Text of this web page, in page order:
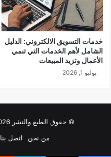
خدمات التسويق الالكتروني: الدليل
الشامل لأهم الخدمات التي تنمي
الأعمال وتزيد المبيعات
يوليو 1, 2026
© حقوق الطبع والنشر 2026، جميع الحقوق محفوظة |
من نحن
اتصل بنا